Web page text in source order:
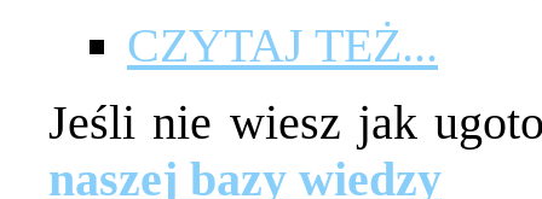
CZYTAJ TEŻ...
Jeśli nie wiesz jak
naszej bazy wiedzy